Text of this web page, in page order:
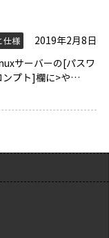
仕様
2019年2月8日
サーバーの[パスワ
ンプト]欄に>や…